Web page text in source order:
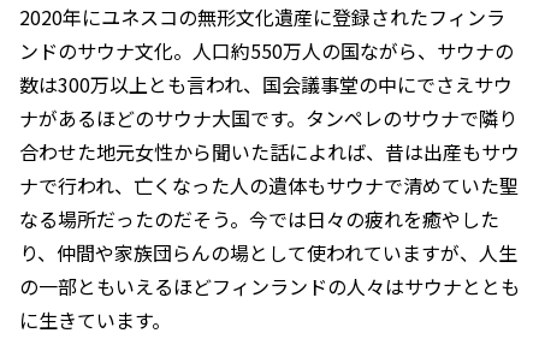
2020年にユネスコの無形文化遺産に登録されたフィンラ
ンドのサウナ文化。人口約550万人の国ながら、サウナの
数は300万以上とも言われ、国会議事堂の中にでさえサウ
ナがあるほどのサウナ大国です。タンペレのサウナで隣り
合わせた地元女性から聞いた話によれば、昔は出産もサウ
ナで行われ、亡くなった人の遺体もサウナで清めていた聖
なる場所だったのだそう。今では日々の疲れを癒やした
り、仲間や家族団らんの場として使われていますが、人生
の一部ともいえるほどフィンランドの人々はサウナととも
に生きています。